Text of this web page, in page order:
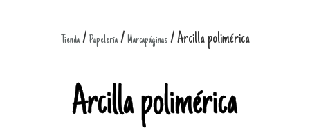
Tienda/ Papelería/ Marcapáginas/ Arcilla polimérica
Arcilla polimérica